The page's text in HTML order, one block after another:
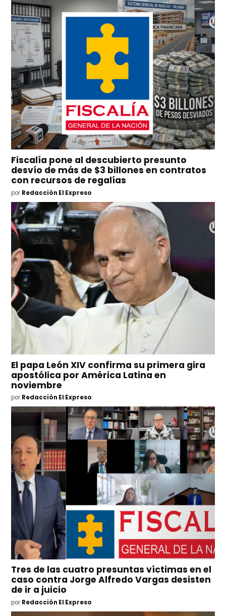
Fiscalía pone al descubierto presunto
desvío de más de $3 billones en contratos
con recursos de regalías
por Redacción El Expreso
El papa León XIV confirma su primera gira
apostólica por América Latina en
noviembre
por Redacción El Expreso
Tres de las cuatro presuntas víctimas en el
caso contra Jorge Alfredo Vargas desisten
de ir a juicio
por Redacción El Expreso